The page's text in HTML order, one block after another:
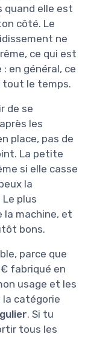
quand elle est
côté. Le
ne
ce qui est
en général, ce
tout le temps.
de se
les
place, pas de
La petite
si elle casse
la
plus
la machine, et
bons.
parce que
fabriqué en
usage et les
la catégorie
. Si tu
tous les